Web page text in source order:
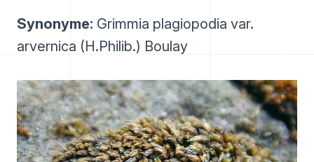
Synonyme: Grimmia plagiopodia var.
arvernica (H.Philib.) Boulay